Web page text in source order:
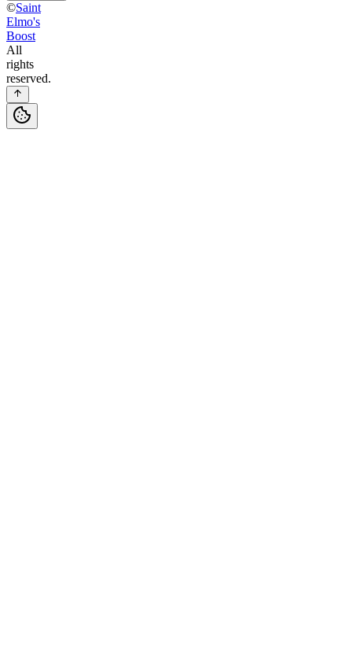
©Saint
Elmo's
Boost
All
rights
reserved.